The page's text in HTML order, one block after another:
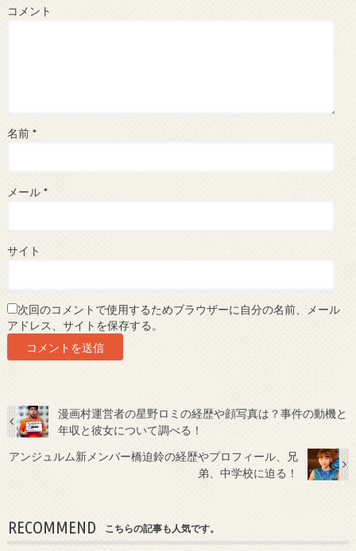
コメント
名前 *
メール *
サイト
次回のコメントで使用するためブラウザーに自分の名前、メール
アドレス、サイトを保存する。
漫画村運営者の星野ロミの経歴や顔写真は？事件の動機と
年収と彼女について調べる！
アンジュルム新メンバー橋迫鈴の経歴やプロフィール、兄
弟、中学校に迫る！
RECOMMEND こちらの記事も人気です。